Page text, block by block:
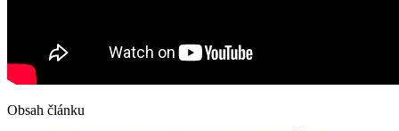
Obsah článku